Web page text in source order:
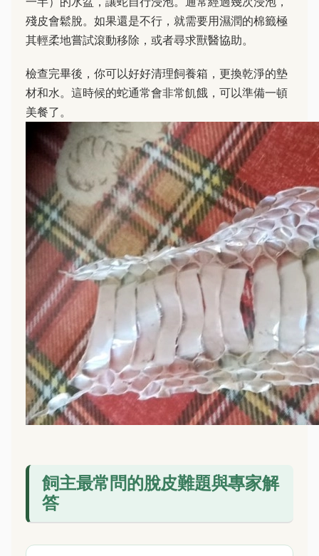
殘皮會鬆脫。如果還是不行，就需要用濕潤的棉籤極
其輕柔地嘗試滾動移除，或者尋求獸醫協助。
檢查完畢後，你可以好好清理飼養箱，更換乾淨的墊
材和水。這時候的蛇通常會非常飢餓，可以準備一頓
美餐了。
飼主最常問的脫皮難題與專家解
答